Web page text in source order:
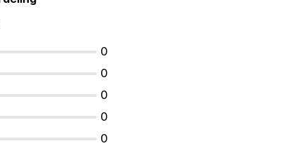
0
0
0
0
0